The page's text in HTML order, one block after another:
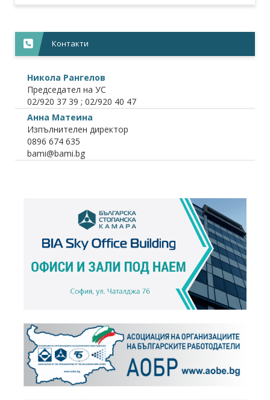
Контакти
Никола Рангелов
Председател на УС
02/920 37 39 ; 02/920 40 47
Анна Матеина
Изпълнителен директор
0896 674 635